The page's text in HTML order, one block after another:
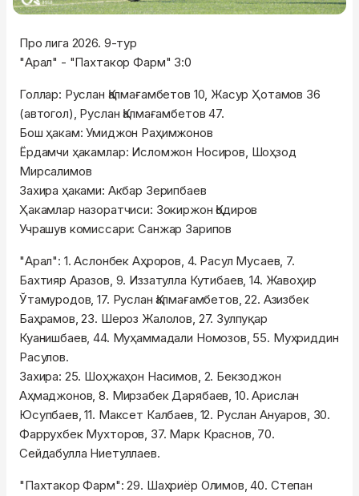
Про лига 2026. 9-тур
"Арал" - "Пахтакор Фарм" 3:0
Голлар: Руслан Қалмағамбетов 10, Жасур Ҳотамов 36
(автогол), Руслан Қалмағамбетов 47.
Бош ҳакам: Умиджон Раҳимжонов
Ёрдамчи ҳакамлар: Исломжон Носиров, Шоҳзод
Мирсалимов
Захира ҳаками: Акбар Зерипбаев
Ҳакамлар назоратчиси: Зокиржон Қодиров
Учрашув комиссари: Санжар Зарипов
"Арал": 1. Аслонбек Аҳроров, 4. Расул Мусаев, 7.
Бахтияр Аразов, 9. Иззатулла Кутибаев, 14. Жавоҳир
Ўтамуродов, 17. Руслан Қалмағамбетов, 22. Азизбек
Баҳрамов, 23. Шероз Жалолов, 27. Зулпуқар
Куанишбаев, 44. Муҳаммадали Номозов, 55. Муҳриддин
Расулов.
Захира: 25. Шоҳжаҳон Насимов, 2. Бекзоджон
Аҳмаджонов, 8. Мирзабек Дарябаев, 10. Арислан
Юсупбаев, 11. Максет Калбаев, 12. Руслан Ануаров, 30.
Фаррухбек Мухторов, 37. Марк Краснов, 70.
Сейдабулла Ниетуллаев.
"Пахтакор Фарм": 29. Шаҳриёр Олимов, 40. Степан